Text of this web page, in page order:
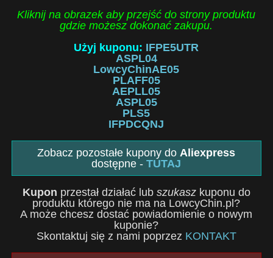
Kliknij na obrazek aby przejść do strony produktu
gdzie możesz dokonać zakupu.
Użyj kuponu: IFPE5UTR
ASPL04
LowcyChinAE05
PLAFF05
AEPLL05
ASPL05
PLS5
IFPDCQNJ
Zobacz pozostałe kupony doAliexpress
dostępne -TUTAJ
Kupon przestał działać lub szukaszkuponu do
produktu którego nie ma na LowcyChin.pl?
A może chcesz dostać powiadomienie o nowym
kuponie?
Skontaktuj się z nami poprzez KONTAKT